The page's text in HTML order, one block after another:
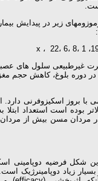
زیر در پیدایش
غیرطبیعی سلول های
در دوره بلوغ، کاهش حجم
بروز اسکیزوفرنی دارد.
سال یا بالاتر بوده است استعداد
در مردان مسن بیش از
شکل فرضیه دوپامینی
بسیار زیاد دوپامینرژیک